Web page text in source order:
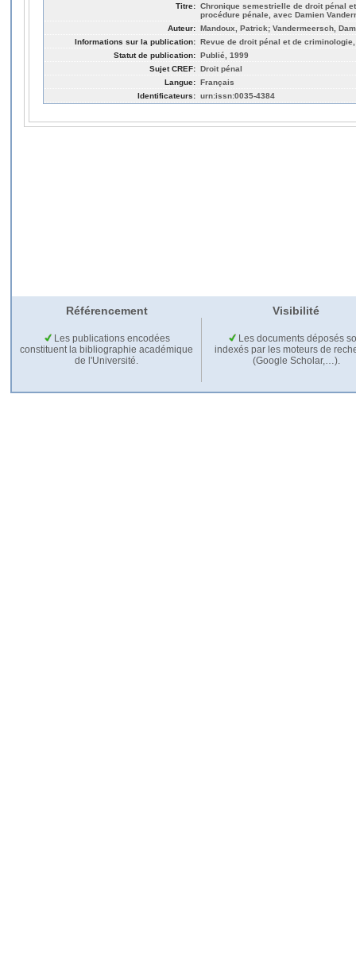
Titre: Chronique semestrielle de droit pénal
procédure pénale, avec Damien
Auteur: Mandoux, Patrick; Vandermeersch,
Informations sur la publication: Revue de droit pénal et de criminologie,
Statut de publication: Publié, 1999
Sujet CREF: Droit pénal
Langue: Français
Identificateurs: urn:issn:0035-4384
Référencement Visibilité
Les publications encodées
constituent la bibliographie académique
de l'Université.
Les documents déposés
indexés par les moteurs de
(Google Scholar,…).